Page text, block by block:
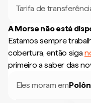
Tarifa de
A Morse não está
Estamos sempre
cobertura, então siga
primeiro a saber das
Eles moram em